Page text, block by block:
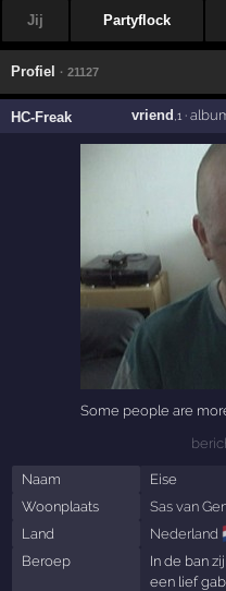
Jij Partyflock
Profiel · 21127
HC-Freak vriend ,1·
Some people are
Naam
Eise
Woonplaats
Sas van
Land
Nederland
Beroep
In de ban
een lief